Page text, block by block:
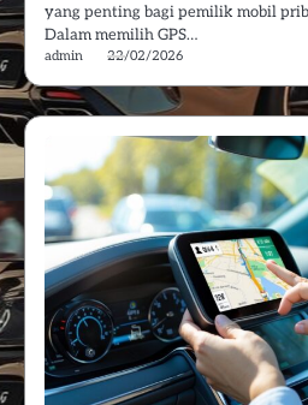
yang penting bagi pemilik mobil
Dalam memilih GPS…
admin 22/02/2026